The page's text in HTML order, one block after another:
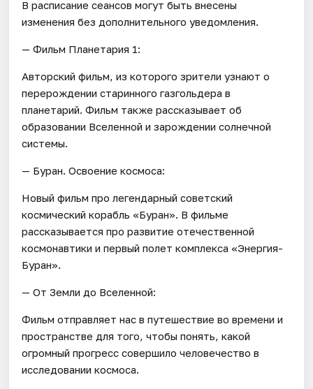
В расписание сеансов могут быть внесены
изменения без дополнительного уведомления.
— Фильм Планетария 1:
Авторский фильм, из которого зрители узнают о
перерождении старинного газгольдера в
планетарий. Фильм также рассказывает об
образовании Вселенной и зарождении солнечной
системы.
— Буран. Освоение космоса:
Новый фильм про легендарный советский
космический корабль «Буран». В фильме
рассказывается про развитие отечественной
космонавтики и первый полет комплекса «Энергия-
Буран».
— От Земли до Вселенной:
Фильм отправляет нас в путешествие во времени и
пространстве для того, чтобы понять, какой
огромный прогресс совершило человечество в
исследовании космоса.